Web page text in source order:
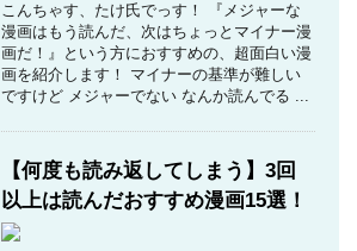
こんちゃす、たけ氏でっす！ 『メジャーな
漫画はもう読んだ、次はちょっとマイナー漫
画だ！』という方におすすめの、超面白い漫
画を紹介します！ マイナーの基準が難しい
ですけど メジャーでない なんか読んでる ...
【何度も読み返してしまう】3回
以上は読んだおすすめ漫画15選！